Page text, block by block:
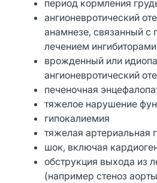
период кормления
ангионевротический
анамнезе, связанный
лечением
врожденный или
ангионевротический
печеночная
тяжелое нарушение
гипокалиемия
тяжелая артериальная
шок, включая
обструкция выхода из
(например стеноз